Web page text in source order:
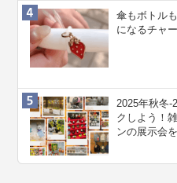
傘もボトル
になるチャ
2025年秋冬-
クしよう！
ンの展示会